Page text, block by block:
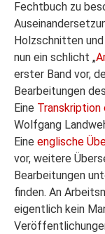
Fechtbuch zu
Holzschnitten
nun ein schlicht „
erster Band vor,
Bearbeitungen
Eine Transkription
Wolfgang
Eine englische
vor, weitere
Bearbeitungen
finden. An
eigentlich kein